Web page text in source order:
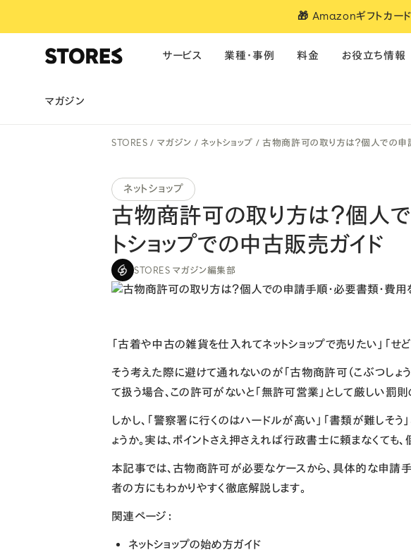
🎁 Amazonギフトカー
サービス 業種・事例 料金 お役立ち情報
キャッシュレス決済
予約システム
モバイル・テーブルオーダー
ポイント・ランク
ビジネスあと払い
設定は
美容・サロン
フィットネス
コーヒー・カフェ
大規模・多店舗向け
ファッション美容 食品・飲料飲食フィットネスサロ
焼鳥うるととら
決済・モバイルオーダー・レジ ネットショップ ・決済
医療特別料率
予約
モバイルオーダー
ポイント・ランク
ブランドアプリ
お役立ち資料
利用者特典
マガジン
STORES マガジン ネットショップ 古物商許可の取り方は？個人での申
ネットショップ
古物商許可の取り方は？個人
トショップでの中古販売ガイド
STORES マガジン編集部
「古着や中古の雑貨を仕入れてネットショップで売りたい」「せ
そう考えた際に避けて通れないのが「古物商許可（こぶつしょう
て扱う場合、この許可がないと「無許可営業」として厳しい罰
しかし、「警察署に行くのはハードルが高い」「書類が難しそ
ょうか。実は、ポイントさえ押さえれば行政書士に頼まなくても
本記事では、古物商許可が必要なケースから、具体的な申請手
者の方にもわかりやすく徹底解説します。
関連ページ：
ネットショップの始め方ガイド